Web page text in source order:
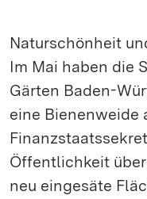
Naturschönheit
Im Mai haben die
Gärten Baden-
eine Bienenweide
Öffentlichkeit
neu eingesäte